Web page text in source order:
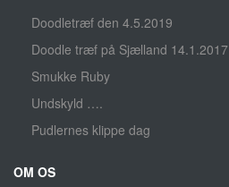
Doodletræf den 4.5.2019
Doodle træf på Sjælland 14.1.2017
Smukke Ruby
Undskyld ….
Pudlernes klippe dag
OM OS